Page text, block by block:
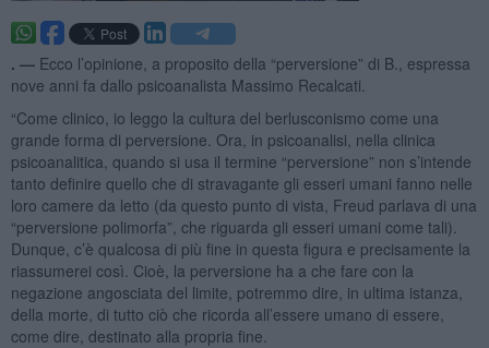
. — Ecco l’opinione, a proposito della “perversione” di B., espressa
nove anni fa dallo psicoanalista Massimo Recalcati.
“Come clinico, io leggo la cultura del berlusconismo come una
grande forma di perversione. Ora, in psicoanalisi, nella clinica
psicoanalitica, quando si usa il termine “perversione” non s’intende
tanto definire quello che di stravagante gli esseri umani fanno nelle
loro camere da letto (da questo punto di vista, Freud parlava di una
“perversione polimorfa”, che riguarda gli esseri umani come tali).
Dunque, c’è qualcosa di più fine in questa figura e precisamente la
riassumerei così. Cioè, la perversione ha a che fare con la
negazione angosciata del limite, potremmo dire, in ultima istanza,
della morte, di tutto ciò che ricorda all’essere umano di essere,
come dire, destinato alla propria fine.